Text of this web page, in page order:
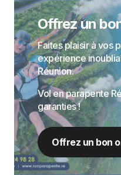
Offrez un
Faites plaisir à vos
expérience
Réunion.
Vol en parapente
garanties !
Offrez un bon